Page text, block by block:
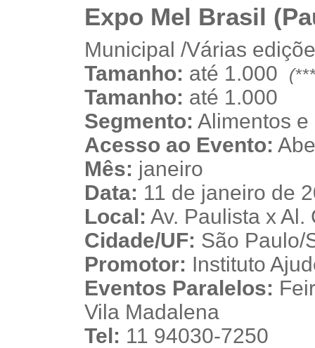
Expo Mel Brasil
Municipal /Várias
Tamanho: até 1.000
Tamanho: até 1.000
Segmento: Alimentos e
Acesso ao Evento:
Mês: janeiro
Data: 11 de janeiro de
Local: Av. Paulista x Al.
Cidade/UF: São Paulo/
Promotor: Instituto
Eventos Paralelos:
Vila Madalena
Tel: 11 94030-7250